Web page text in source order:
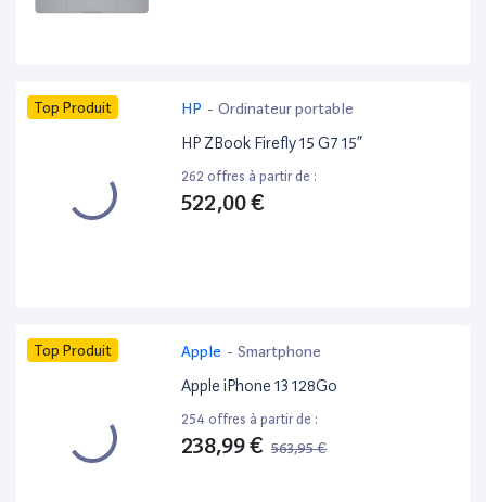
Top Produit HP - Ordinateur portable
HP ZBook Firefly 15 G7 15”
262 offres à partir de :
522,00 €
Top Produit Apple - Smartphone
Apple iPhone 13 128Go
254 offres à partir de :
238,99 € 563,95 €